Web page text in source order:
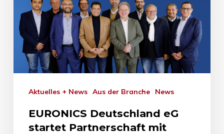
Aktuelles + News Aus der Branche News
EURONICS Deutschland eG
startet Partnerschaft mit